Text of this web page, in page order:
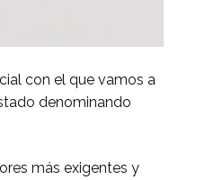
con el que vamos a
denominando
más exigentes y